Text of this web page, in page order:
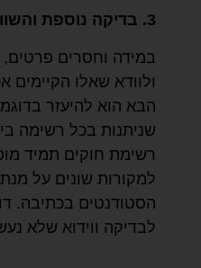
3. בדיקה נוספת והשוואה
במידה וחסרים
ולוודא שאלו הקיימים
הבא הוא להיעזר
שניתנות בכל רשימה
רשימת חוקים תמיד
למקורות שונים על
הסטודנטים בכתיבה.
לבדיקה ווידוא שלא